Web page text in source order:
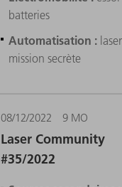
batteries
Automatisation :
mission secrète
08/12/2022 9 MO
Laser Community
#35/2022